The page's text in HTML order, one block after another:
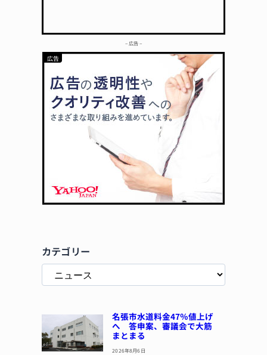
– 広告 –
カテゴリー
名張市水道料金47％値上げ
へ 答申案、審議会で大筋
まとまる
2026年8月6日